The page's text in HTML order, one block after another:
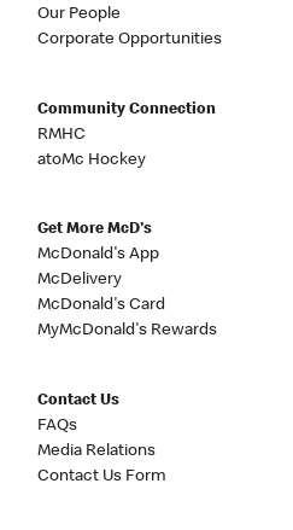
Our People
Corporate Opportunities
Community Connection
RMHC
atoMc Hockey
Get More McD's
McDonald's App
McDelivery
McDonald's Card
MyMcDonald's Rewards
Contact Us
FAQs
Media Relations
Contact Us Form